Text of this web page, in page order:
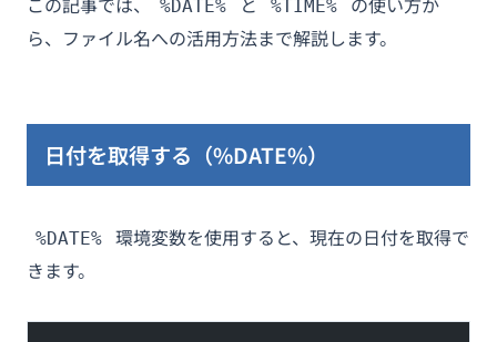
%DATE% %TIME%
ら、ファイル名への活用方法まで解説します。
日付を取得する（%DATE%）
%DATE%
環境変数を使用すると、現在の日付を取得で
きます。